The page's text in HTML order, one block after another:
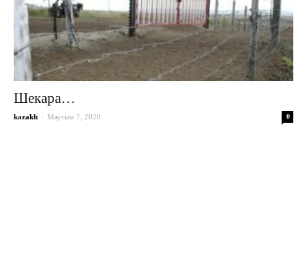
Шекара…
kazakh - Маусым 7, 2020 0